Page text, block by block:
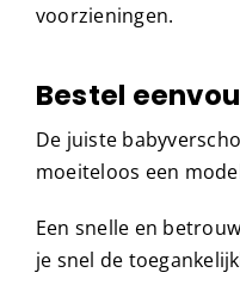
voorzieningen.
Bestel
De juiste
moeiteloos een
Een snelle en
je snel de